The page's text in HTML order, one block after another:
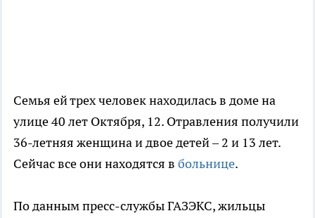
Семья ей трех человек находилась в доме на
улице 40 лет Октября, 12. Отравления получили
36-летняя женщина и двое детей – 2 и 13 лет.
Сейчас все они находятся в больнице.
По данным пресс-службы ГАЗЭКС, жильцы